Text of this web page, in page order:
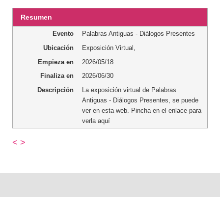
Resumen
Evento
Palabras Antiguas - Diálogos Presentes
Ubicación
Exposición Virtual
Empieza en
2026/05/18
Finaliza en
2026/06/30
Descripción
La exposición virtual de Palabras
Antiguas - Diálogos Presentes, se puede
ver en esta web. Pincha en el enlace para
verla aquí
< >